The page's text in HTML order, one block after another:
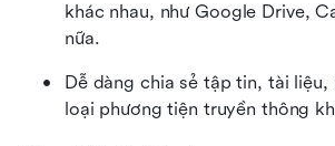
khác nhau, như Google Drive,
nữa.
Dễ dàng chia sẻ tập tin, tài liệu,
loại phương tiện truyền thông